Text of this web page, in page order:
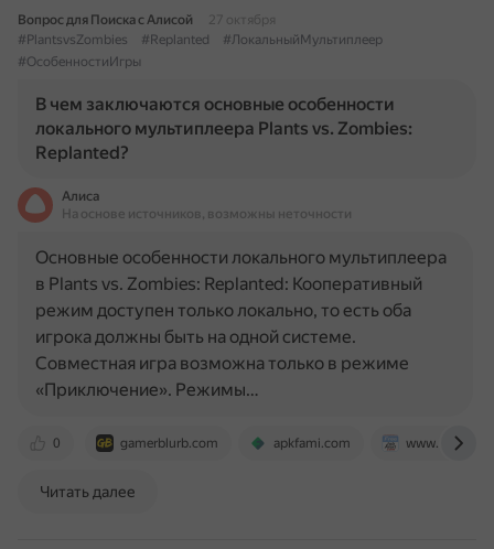
Вопрос для Поиска с Алисой
27 октября
#PlantsvsZombies
#Replanted
#ЛокальныйМультиплеер
#ОсобенностиИгры
В чем заключаются основные особенности
локального мультиплеера Plants vs. Zombies:
Replanted?
Алиса
На основе источников, возможны неточности
0 gamerblurb.com apkfami.com
Основные особенности локального мультиплеера
в Plants vs. Zombies: Replanted: Кооперативный
режим доступен только локально, то есть оба
игрока должны быть на одной системе.
Совместная игра возможна только в режиме
«Приключение». Режимы…
Читать далее